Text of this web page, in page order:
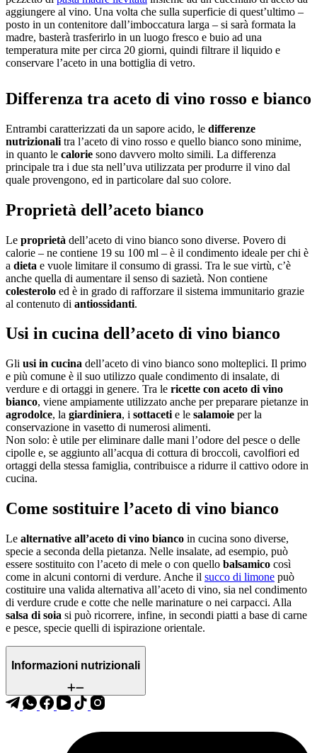
aggiungere al vino. Una volta che sulla superficie di quest’ultimo –
posto in un contenitore dall’imboccatura larga – si sarà formata la
madre, basterà trasferirlo in un luogo fresco e buio ad una
temperatura mite per circa 20 giorni, quindi filtrare il liquido e
conservare l’aceto in una bottiglia di vetro.
Differenza tra aceto di vino rosso e bianco
Entrambi caratterizzati da un sapore acido, le differenze
nutrizionali tra l’aceto di vino rosso e quello bianco sono minime,
in quanto le calorie sono davvero molto simili. La differenza
principale tra i due sta nell’uva utilizzata per produrre il vino dal
quale provengono, ed in particolare dal suo colore.
Proprietà dell’aceto bianco
Le proprietà dell’aceto di vino bianco sono diverse. Povero di
calorie – ne contiene 19 su 100 ml – è il condimento ideale per chi è
a dieta e vuole limitare il consumo di grassi. Tra le sue virtù, c’è
anche quella di aumentare il senso di sazietà. Non contiene
colesterolo ed è in grado di rafforzare il sistema immunitario grazie
al contenuto di antiossidanti.
Usi in cucina dell’aceto di vino bianco
Gli usi in cucina dell’aceto di vino bianco sono molteplici. Il primo
e più comune è il suo utilizzo quale condimento di insalate, di
verdure e di ortaggi in genere. Tra le ricette con aceto di vino
bianco, viene ampiamente utilizzato anche per preparare pietanze in
agrodolce, la giardiniera, i sottaceti e le salamoie per la
conservazione in vasetto di numerosi alimenti.
Non solo: è utile per eliminare dalle mani l’odore del pesce o delle
cipolle e, se aggiunto all’acqua di cottura di broccoli, cavolfiori ed
ortaggi della stessa famiglia, contribuisce a ridurre il cattivo odore in
cucina.
Come sostituire l’aceto di vino bianco
Le alternative all’aceto di vino bianco in cucina sono diverse,
specie a seconda della pietanza. Nelle insalate, ad esempio, può
essere sostituito con l’aceto di mele o con quello balsamico così
come in alcuni contorni di verdure. Anche il succo di limone può
costituire una valida alternativa all’aceto di vino, sia nel condimento
di verdure crude e cotte che nelle marinature o nei carpacci. Alla
salsa di soia si può ricorrere, infine, in secondi piatti a base di carne
e pesce, specie quelli di ispirazione orientale.
Informazioni nutrizionali